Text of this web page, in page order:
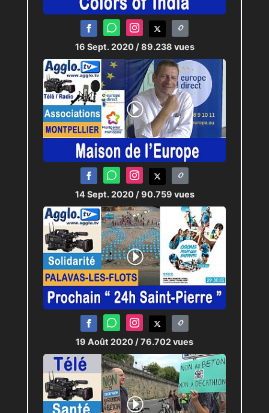
16 Sept. 2020 / 89.238 vues
14 Sept. 2020 / 90.759 vues
19 Août 2020 / 76.702 vues